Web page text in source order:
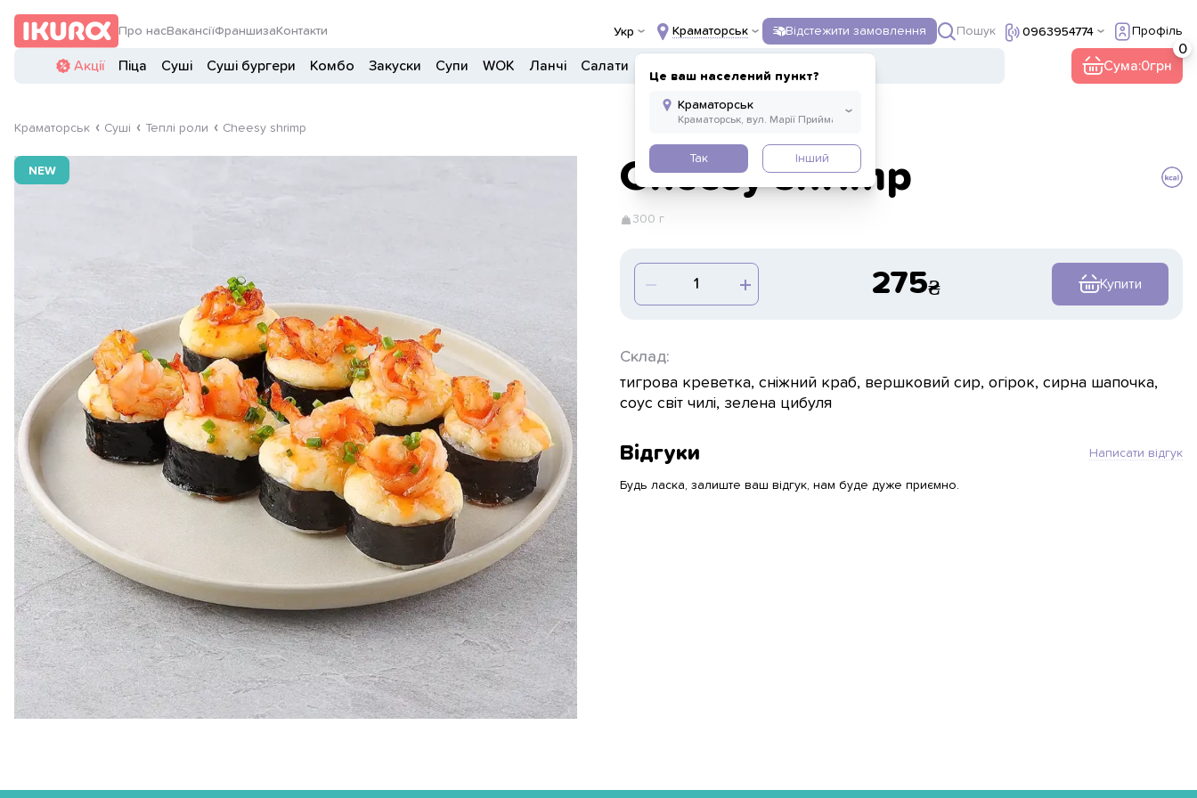
Про насВакансіїФраншиза Контакти Укр Краматорськ
Це ваш населений пункт?
Так Інший
Відстежити замовлення Пошук 0963954774 Профіль
Акції Піца Суші Суші бургери Комбо Закуски Супи WOK Ланчі Салати Сума:0
Краматорськ Суші Теплі роли Cheesy shrimp
NEW Cheesy shrimp
300 г
275 Купити
Склад:
тигрова креветка, сніжний краб, вершковий сир, огірок, сирна шапочка,
соус світ чилі, зелена цибуля
Відгуки Написати відгук
Будь ласка, залиште ваш відгук, нам буде дуже приємно.